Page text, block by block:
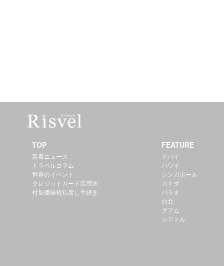
TOP
新着ニュース
トラベルコラム
世界のイベント
クレジットカード活用法
付加価値税払戻し手続き
FEATURE
ドバイ
ハワイ
シンガポール
カナダ
パラオ
台北
グアム
シアトル